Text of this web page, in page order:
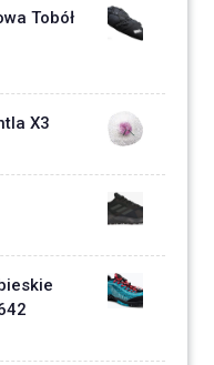
Tobół
X3